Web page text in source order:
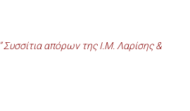
Συσσίτια απόρων της Ι.Μ. Λαρίσης &